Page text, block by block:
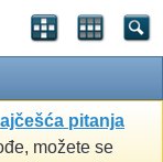
pitanja
možete se